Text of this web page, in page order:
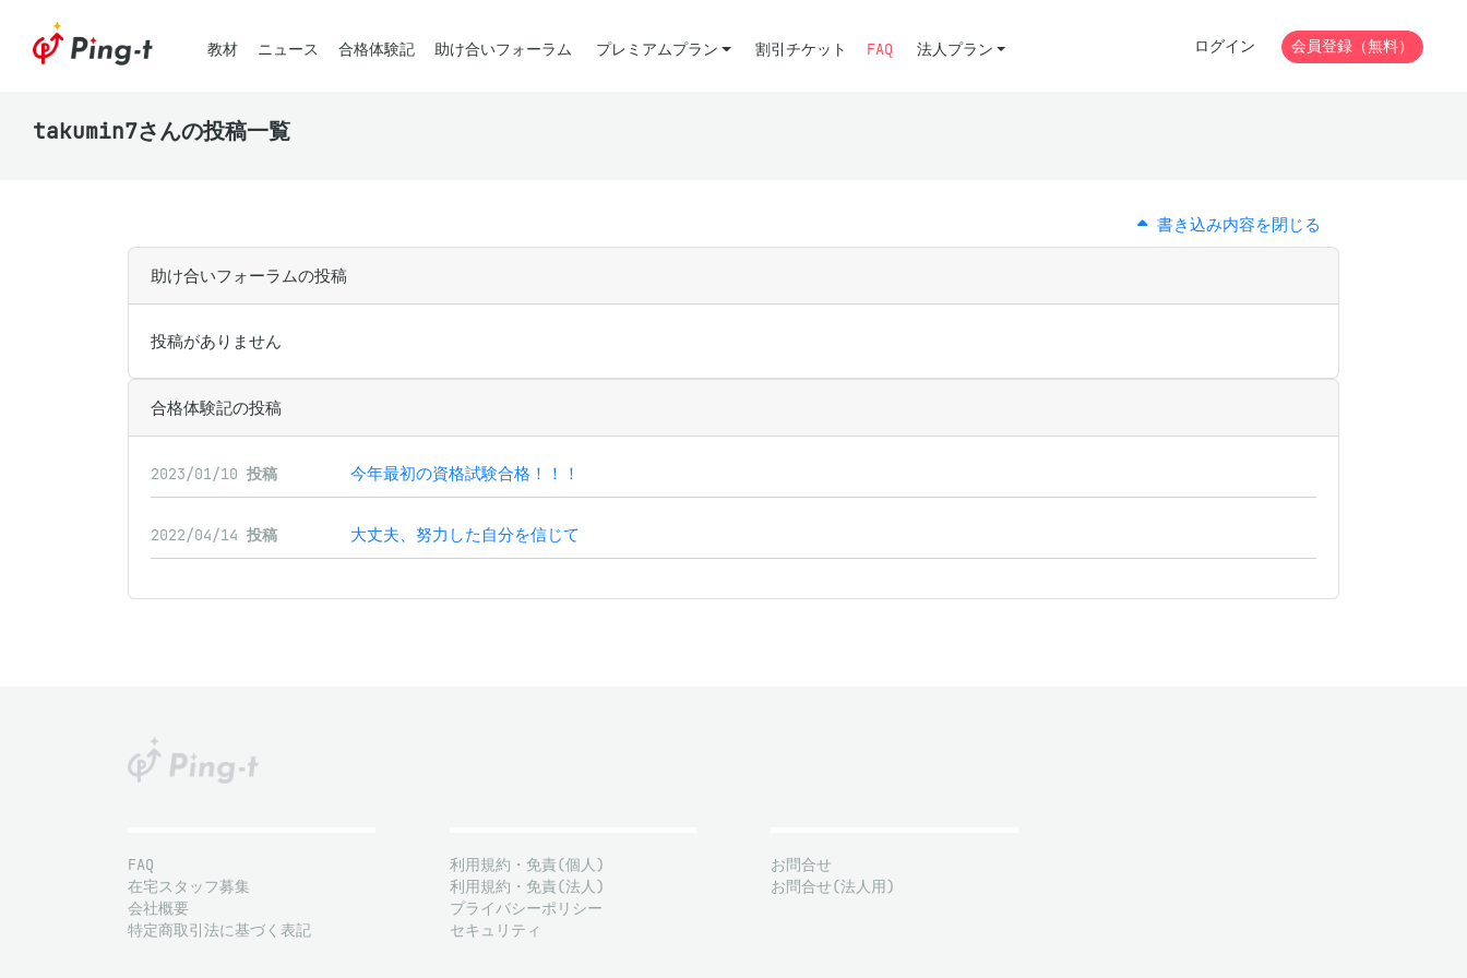
教材 ニュース 合格体験記 助け合いフォーラム プレミアムプラン 割引チケット FAQ 法人プラン ログイン 会員登録（無料）
takumin7さんの投稿一覧
書き込み内容を閉じる
助け合いフォーラムの投稿
投稿がありません
合格体験記の投稿
2023/01/10 投稿 今年最初の資格試験合格！！！
2022/04/14 投稿 大丈夫、努力した自分を信じて
FAQ
在宅スタッフ募集
会社概要
特定商取引法に基づく表記
利用規約・免責(個人)
利用規約・免責(法人)
プライバシーポリシー
セキュリティ
お問合せ
お問合せ(法人用)